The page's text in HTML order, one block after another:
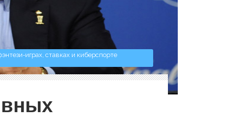
играх, ставках и киберспорте